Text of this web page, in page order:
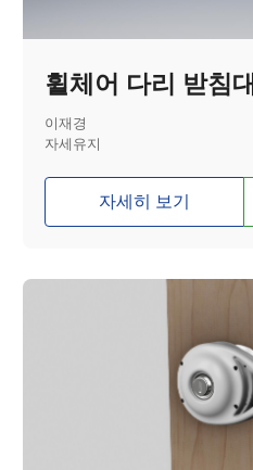
휠체어 다리 받침대
이재경
자세유지
자세히 보기